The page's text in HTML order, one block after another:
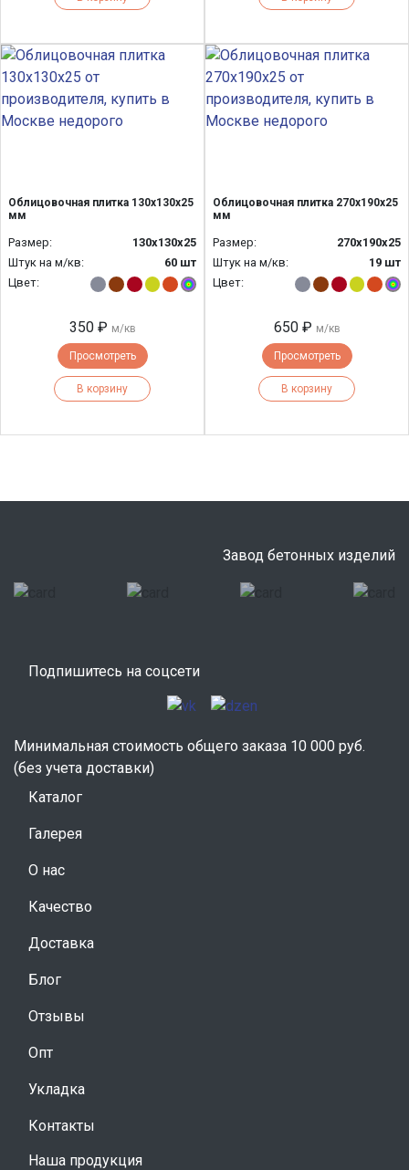
Облицовочная плитка 130х130х25
мм
Размер:
130х130х25
Штук на м/кв:
60 шт
Цвет:
350 ₽ м/кв
Просмотреть
В корзину
Облицовочная плитка 270х190х25
мм
Размер:
270х190х25
Штук на м/кв:
19 шт
Цвет:
650 ₽ м/кв
Просмотреть
В корзину
Завод бетонных изделий
Подпишитесь на соцсети
Минимальная стоимость общего заказа 10 000 руб.
(без учета доставки)
Каталог
Галерея
О нас
Качество
Доставка
Блог
Отзывы
Опт
Укладка
Контакты
Наша продукция